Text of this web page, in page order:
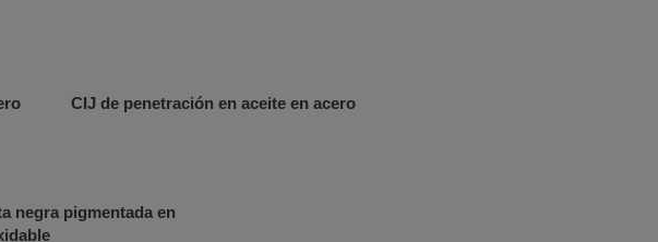
CIJ de penetración en aceite en acero
negra pigmentada en